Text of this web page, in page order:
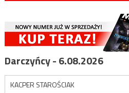
Darczyńcy - 6.08.2026
KACPER STAROŚCIAK